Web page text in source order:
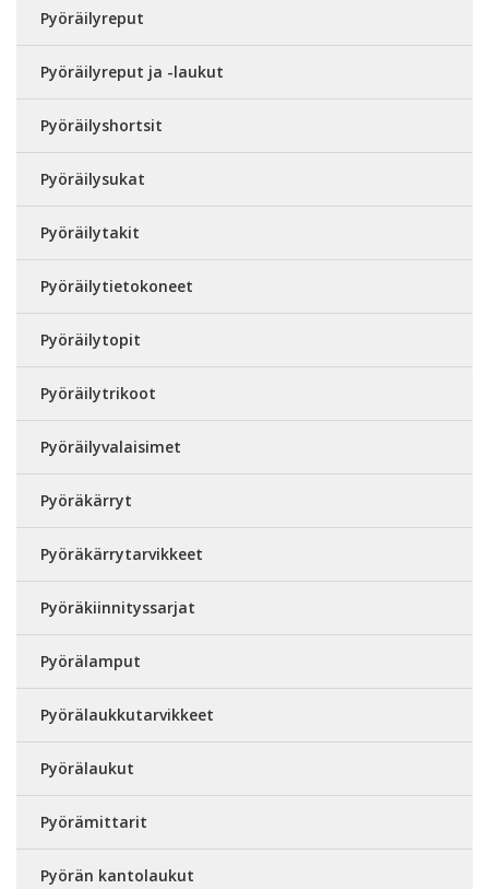
Pyöräilyreput
Pyöräilyreput ja -laukut
Pyöräilyshortsit
Pyöräilysukat
Pyöräilytakit
Pyöräilytietokoneet
Pyöräilytopit
Pyöräilytrikoot
Pyöräilyvalaisimet
Pyöräkärryt
Pyöräkärrytarvikkeet
Pyöräkiinnityssarjat
Pyörälamput
Pyörälaukkutarvikkeet
Pyörälaukut
Pyörämittarit
Pyörän kantolaukut